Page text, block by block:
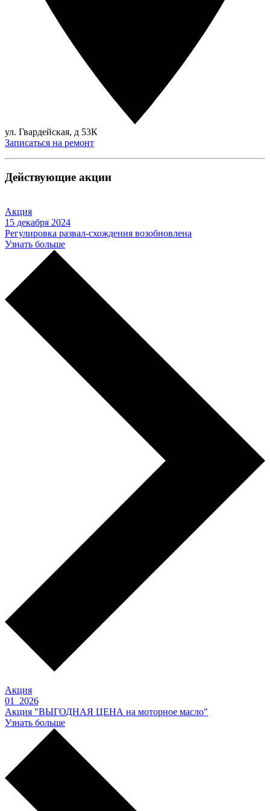
ул. Гвардейская, д 53К
Записаться на ремонт
Действующие акции
Акция
15 декабря 2024
Регулировка развал-схождения возобновлена
Узнать больше
Акция
01 2026
Акция "ВЫГОДНАЯ ЦЕНА на моторное масло"
Узнать больше